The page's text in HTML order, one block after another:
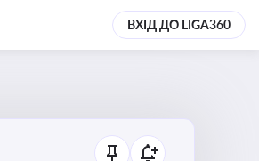
ВХІД ДО LIGA360